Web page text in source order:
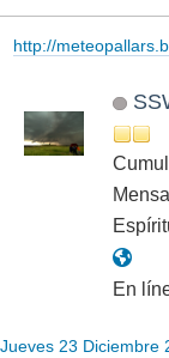
http://
En
Jueves 23 Diciembre